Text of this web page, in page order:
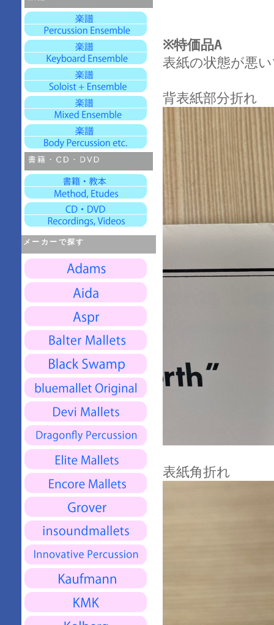
メーカーで探す
※特価品A
表紙の状態が悪
背表紙部分折れ
表紙角折れ